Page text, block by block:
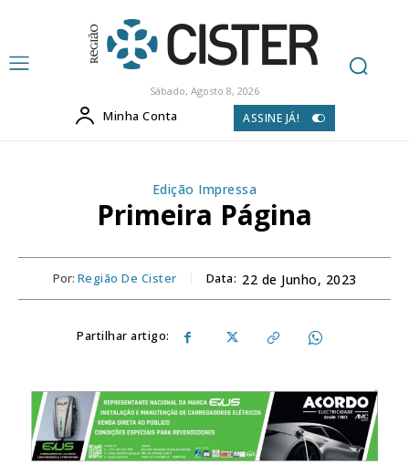
Sábado, Agosto 8, 2026
Minha Conta ASSINE JÁ!
Edição Impressa
Primeira Página
Por: Região De Cister Data: 22 de Junho, 2023
Partilhar artigo: